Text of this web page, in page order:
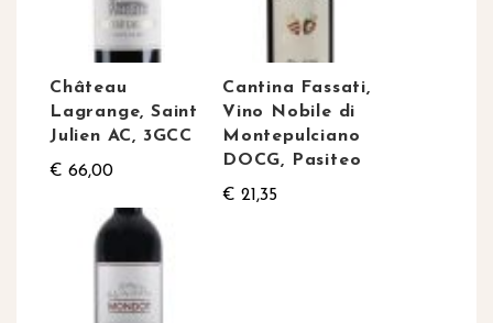
Château
Lagrange, Saint
Julien AC, 3GCC
€ 66,00
Cantina Fassati,
Vino Nobile di
Montepulciano
DOCG, Pasiteo
€ 21,35